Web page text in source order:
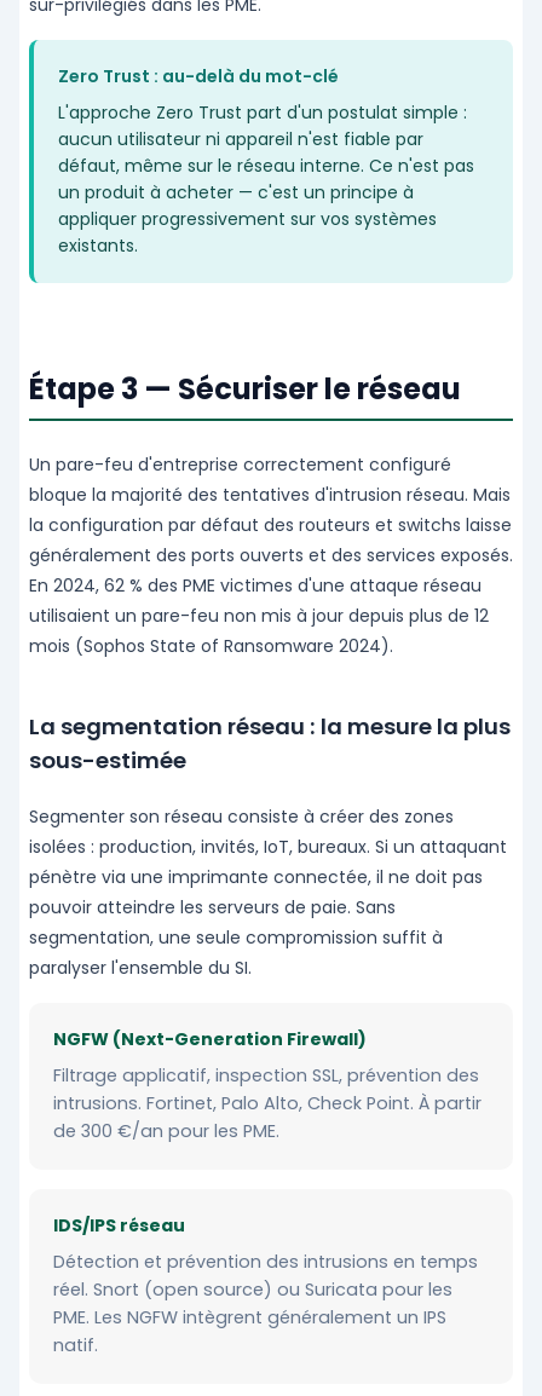
sur-privilégiés dans les PME.
Zero Trust : au-delà du mot-clé
L'approche Zero Trust part d'un postulat simple :
aucun utilisateur ni appareil n'est fiable par
défaut, même sur le réseau interne. Ce n'est pas
un produit à acheter — c'est un principe à
appliquer progressivement sur vos systèmes
existants.
Étape 3 — Sécuriser le réseau
Un pare-feu d'entreprise correctement configuré
bloque la majorité des tentatives d'intrusion réseau. Mais
la configuration par défaut des routeurs et switchs laisse
généralement des ports ouverts et des services exposés.
En 2024, 62 % des PME victimes d'une attaque réseau
utilisaient un pare-feu non mis à jour depuis plus de 12
mois (Sophos State of Ransomware 2024).
La segmentation réseau : la mesure la plus
sous-estimée
Segmenter son réseau consiste à créer des zones
isolées : production, invités, IoT, bureaux. Si un attaquant
pénètre via une imprimante connectée, il ne doit pas
pouvoir atteindre les serveurs de paie. Sans
segmentation, une seule compromission suffit à
paralyser l'ensemble du SI.
NGFW (Next-Generation Firewall)
Filtrage applicatif, inspection SSL, prévention des
intrusions. Fortinet, Palo Alto, Check Point. À partir
de 300 €/an pour les PME.
IDS/IPS réseau
Détection et prévention des intrusions en temps
réel. Snort (open source) ou Suricata pour les
PME. Les NGFW intègrent généralement un IPS
natif.